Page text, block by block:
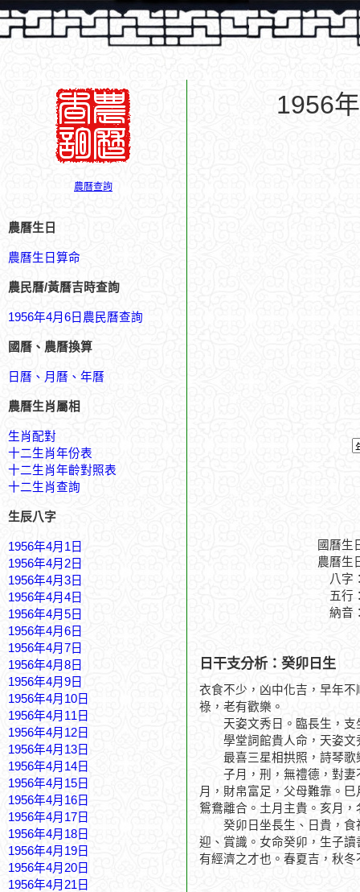
農曆查詢
農曆生日
農曆生日算命
農民曆/黃曆吉時查詢
1956年4月6日農民曆查詢
國曆、農曆換算
日曆、月曆、年曆
農曆生肖屬相
生肖配對
十二生肖年份表
十二生肖年齡對照表
十二生肖查詢
生辰八字
1956年4月1日
1956年4月2日
1956年4月3日
1956年4月4日
1956年4月5日
1956年4月6日
1956年4月7日
1956年4月8日
1956年4月9日
1956年4月10日
1956年4月11日
1956年4月12日
1956年4月13日
1956年4月14日
1956年4月15日
1956年4月16日
1956年4月17日
1956年4月18日
1956年4月19日
1956年4月20日
1956年4月21日
1956
國曆生
農曆生
八字
五行
納音
日干支分析：癸卯日生
衣食不少，凶中化吉，早年
祿，老有歡樂。
天姿文秀日。臨長生，支
學堂詞館貴人命，天姿文
最喜三星相拱照，詩琴歌
子月，刑，無禮德，對妻
月，財帛富足，父母難靠。
鴛鴦離合。土月主貴。亥月，
癸卯日坐長生、日貴，食
迎、賞識。女命癸卯，生子
有經濟之才也。春夏吉，秋冬